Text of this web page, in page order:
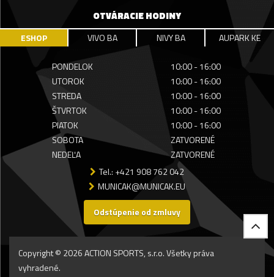
OTVÁRACIE HODINY
ESHOP VIVO BA NIVY BA AUPARK KE
PONDELOK
10:00 - 16:00
UTOROK
10:00 - 16:00
STREDA
10:00 - 16:00
ŠTVRTOK
10:00 - 16:00
PIATOK
10:00 - 16:00
SOBOTA
ZATVORENÉ
NEDEĽA
ZATVORENÉ
Tel.: +421 908 762 042
MUNICAK@MUNICAK.EU
Odstúpenie od zmluvy
Copyright © 2026 ACTION SPORTS, s.r.o. Všetky práva
vyhradené.